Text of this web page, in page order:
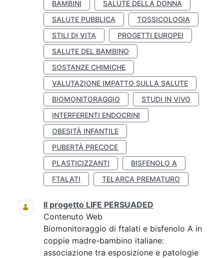
BAMBINI
SALUTE DELLA DONNA
SALUTE PUBBLICA
TOSSICOLOGIA
STILI DI VITA
PROGETTI EUROPEI
SALUTE DEL BAMBINO
SOSTANZE CHIMICHE
VALUTAZIONE IMPATTO SULLA SALUTE
BIOMONITORAGGIO
STUDI IN VIVO
INTERFERENTI ENDOCRINI
OBESITÀ INFANTILE
PUBERTÀ PRECOCE
PLASTICIZZANTI
BISFENOLO A
FTALATI
TELARCA PREMATURO
Il progetto LIFE PERSUADED
Contenuto Web
Biomonitoraggio di ftalati e bisfenolo A in
coppie madre-bambino italiane:
associazione tra esposizione e patologie